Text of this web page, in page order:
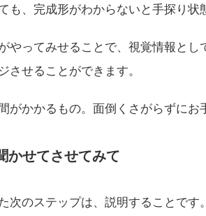
も、完成形がわからないと手探り状
やってみせることで、視覚情報と
させることができます。
がかかるもの。面倒くさがらずにお
かせてさせてみて
次のステップは、説明することです。